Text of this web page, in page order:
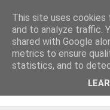
WordPress
This site uses
and to analyze traffic.
shared with Google
metrics to ensure
statistics, and to